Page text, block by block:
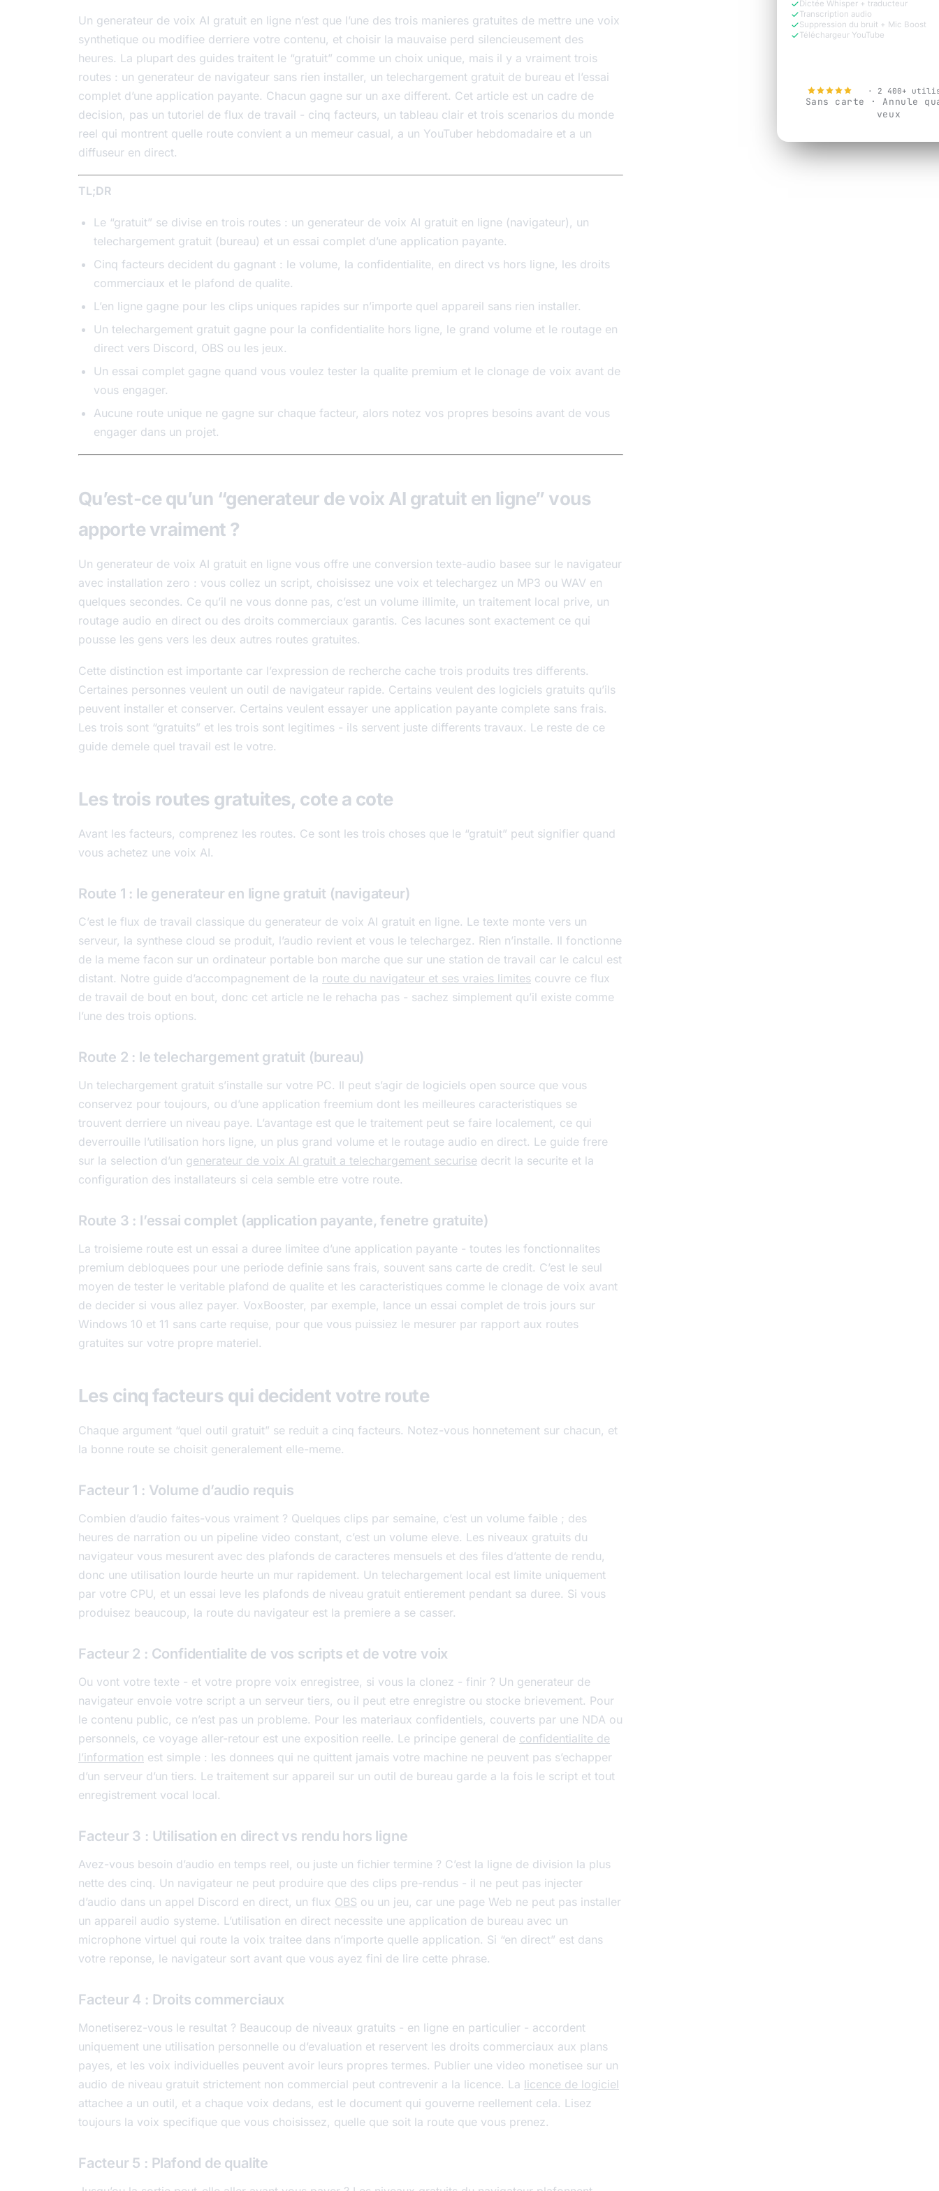
Un generateur de voix AI gratuit en ligne n’est que l’une des trois manieres gratuites de mettre une voix
synthetique ou modifiee derriere votre contenu, et choisir la mauvaise perd silencieusement des
heures. La plupart des guides traitent le “gratuit” comme un choix unique, mais il y a vraiment trois
routes : un generateur de navigateur sans rien installer, un telechargement gratuit de bureau et l’essai
complet d’une application payante. Chacun gagne sur un axe different. Cet article est un cadre de
decision, pas un tutoriel de flux de travail - cinq facteurs, un tableau clair et trois scenarios du monde
reel qui montrent quelle route convient a un memeur casual, a un YouTuber hebdomadaire et a un
diffuseur en direct.
TL;DR
Le “gratuit” se divise en trois routes : un generateur de voix AI gratuit en ligne (navigateur), un
telechargement gratuit (bureau) et un essai complet d’une application payante.
Cinq facteurs decident du gagnant : le volume, la confidentialite, en direct vs hors ligne, les droits
commerciaux et le plafond de qualite.
L’en ligne gagne pour les clips uniques rapides sur n’importe quel appareil sans rien installer.
Un telechargement gratuit gagne pour la confidentialite hors ligne, le grand volume et le routage en
direct vers Discord, OBS ou les jeux.
Un essai complet gagne quand vous voulez tester la qualite premium et le clonage de voix avant de
vous engager.
Aucune route unique ne gagne sur chaque facteur, alors notez vos propres besoins avant de vous
engager dans un projet.
Qu’est-ce qu’un “generateur de voix AI gratuit en ligne” vous
apporte vraiment ?
Un generateur de voix AI gratuit en ligne vous offre une conversion texte-audio basee sur le navigateur
avec installation zero : vous collez un script, choisissez une voix et telechargez un MP3 ou WAV en
quelques secondes. Ce qu’il ne vous donne pas, c’est un volume illimite, un traitement local prive, un
routage audio en direct ou des droits commerciaux garantis. Ces lacunes sont exactement ce qui
pousse les gens vers les deux autres routes gratuites.
Cette distinction est importante car l’expression de recherche cache trois produits tres differents.
Certaines personnes veulent un outil de navigateur rapide. Certains veulent des logiciels gratuits qu’ils
peuvent installer et conserver. Certains veulent essayer une application payante complete sans frais.
Les trois sont “gratuits” et les trois sont legitimes - ils servent juste differents travaux. Le reste de ce
guide demele quel travail est le votre.
Les trois routes gratuites, cote a cote
Avant les facteurs, comprenez les routes. Ce sont les trois choses que le “gratuit” peut signifier quand
vous achetez une voix AI.
Route 1 : le generateur en ligne gratuit (navigateur)
C’est le flux de travail classique du generateur de voix AI gratuit en ligne. Le texte monte vers un
serveur, la synthese cloud se produit, l’audio revient et vous le telechargez. Rien n’installe. Il fonctionne
de la meme facon sur un ordinateur portable bon marche que sur une station de travail car le calcul est
distant. Notre guide d’accompagnement de la route du navigateur et ses vraies limites couvre ce flux
de travail de bout en bout, donc cet article ne le rehacha pas - sachez simplement qu’il existe comme
l’une des trois options.
Route 2 : le telechargement gratuit (bureau)
Un telechargement gratuit s’installe sur votre PC. Il peut s’agir de logiciels open source que vous
conservez pour toujours, ou d’une application freemium dont les meilleures caracteristiques se
trouvent derriere un niveau paye. L’avantage est que le traitement peut se faire localement, ce qui
deverrouille l’utilisation hors ligne, un plus grand volume et le routage audio en direct. Le guide frere
sur la selection d’un generateur de voix AI gratuit a telechargement securise decrit la securite et la
configuration des installateurs si cela semble etre votre route.
Route 3 : l’essai complet (application payante, fenetre gratuite)
La troisieme route est un essai a duree limitee d’une application payante - toutes les fonctionnalites
premium debloquees pour une periode definie sans frais, souvent sans carte de credit. C’est le seul
moyen de tester le veritable plafond de qualite et les caracteristiques comme le clonage de voix avant
de decider si vous allez payer. VoxBooster, par exemple, lance un essai complet de trois jours sur
Windows 10 et 11 sans carte requise, pour que vous puissiez le mesurer par rapport aux routes
gratuites sur votre propre materiel.
Les cinq facteurs qui decident votre route
Chaque argument “quel outil gratuit” se reduit a cinq facteurs. Notez-vous honnetement sur chacun, et
la bonne route se choisit generalement elle-meme.
Facteur 1 : Volume d’audio requis
Combien d’audio faites-vous vraiment ? Quelques clips par semaine, c’est un volume faible ; des
heures de narration ou un pipeline video constant, c’est un volume eleve. Les niveaux gratuits du
navigateur vous mesurent avec des plafonds de caracteres mensuels et des files d’attente de rendu,
donc une utilisation lourde heurte un mur rapidement. Un telechargement local est limite uniquement
par votre CPU, et un essai leve les plafonds de niveau gratuit entierement pendant sa duree. Si vous
produisez beaucoup, la route du navigateur est la premiere a se casser.
Facteur 2 : Confidentialite de vos scripts et de votre voix
Ou vont votre texte - et votre propre voix enregistree, si vous la clonez - finir ? Un generateur de
navigateur envoie votre script a un serveur tiers, ou il peut etre enregistre ou stocke brievement. Pour
le contenu public, ce n’est pas un probleme. Pour les materiaux confidentiels, couverts par une NDA ou
personnels, ce voyage aller-retour est une exposition reelle. Le principe general de confidentialite de
l’information est simple : les donnees qui ne quittent jamais votre machine ne peuvent pas s’echapper
d’un serveur d’un tiers. Le traitement sur appareil sur un outil de bureau garde a la fois le script et tout
enregistrement vocal local.
Facteur 3 : Utilisation en direct vs rendu hors ligne
Avez-vous besoin d’audio en temps reel, ou juste un fichier termine ? C’est la ligne de division la plus
nette des cinq. Un navigateur ne peut produire que des clips pre-rendus - il ne peut pas injecter
d’audio dans un appel Discord en direct, un flux OBS ou un jeu, car une page Web ne peut pas installer
un appareil audio systeme. L’utilisation en direct necessite une application de bureau avec un
microphone virtuel qui route la voix traitee dans n’importe quelle application. Si “en direct” est dans
votre reponse, le navigateur sort avant que vous ayez fini de lire cette phrase.
Facteur 4 : Droits commerciaux
Monetiserez-vous le resultat ? Beaucoup de niveaux gratuits - en ligne en particulier - accordent
uniquement une utilisation personnelle ou d’evaluation et reservent les droits commerciaux aux plans
payes, et les voix individuelles peuvent avoir leurs propres termes. Publier une video monetisee sur un
audio de niveau gratuit strictement non commercial peut contrevenir a la licence. La licence de logiciel
attachee a un outil, et a chaque voix dedans, est le document qui gouverne reellement cela. Lisez
toujours la voix specifique que vous choisissez, quelle que soit la route que vous prenez.
Facteur 5 : Plafond de qualite
Dictée Whisper + traducteur
Transcription audio
Suppression du bruit + Mic Boost
Téléchargeur YouTube
· 2 400+
Sans carte · Annule
veux